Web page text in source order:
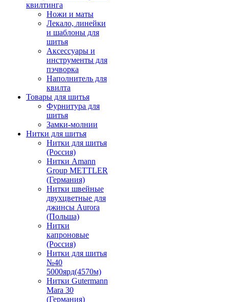
квилтинга
Ножи и маты
Лекало, линейки
и шаблоны для
шитья
Аксессуары и
инструменты для
пэчворка
Наполнитель для
квилта
Товары для шитья
Фурнитура для
шитья
Замки-молнии
Нитки для шитья
Нитки для шитья
(Россия)
Нитки Amann
Group METTLER
(Германия)
Нитки швейные
двухцветные для
джинсы Aurora
(Польша)
Нитки
капроновые
(Россия)
Нитки для шитья
№40
5000ярд(4570м)
Нитки Gutermann
Mara 30
(Германия)